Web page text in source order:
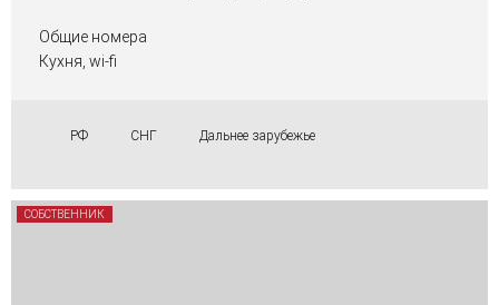
Общие номера
Кухня, wi-fi
РФ СНГ Дальнее зарубежье
СОБСТВЕННИК